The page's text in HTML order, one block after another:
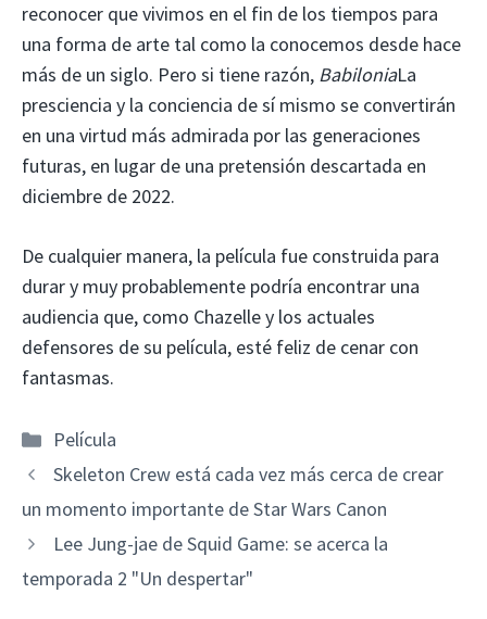
reconocer que vivimos en el fin de los tiempos para
una forma de arte tal como la conocemos desde hace
más de un siglo. Pero si tiene razón, BabiloniaLa
presciencia y la conciencia de sí mismo se convertirán
en una virtud más admirada por las generaciones
futuras, en lugar de una pretensión descartada en
diciembre de 2022.
De cualquier manera, la película fue construida para
durar y muy probablemente podría encontrar una
audiencia que, como Chazelle y los actuales
defensores de su película, esté feliz de cenar con
fantasmas.
Categorías
Película
Skeleton Crew está cada vez más cerca de crear
un momento importante de Star Wars Canon
Lee Jung-jae de Squid Game: se acerca la
temporada 2 "Un despertar"